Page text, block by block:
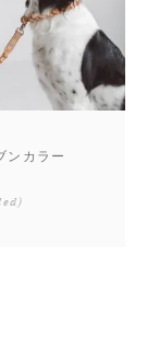
ンカラー